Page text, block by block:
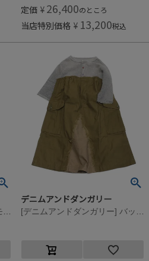
定価 ¥ 26,400のところ
当店特別価格 ¥ 13,200税込
デニムアンドダンガリー